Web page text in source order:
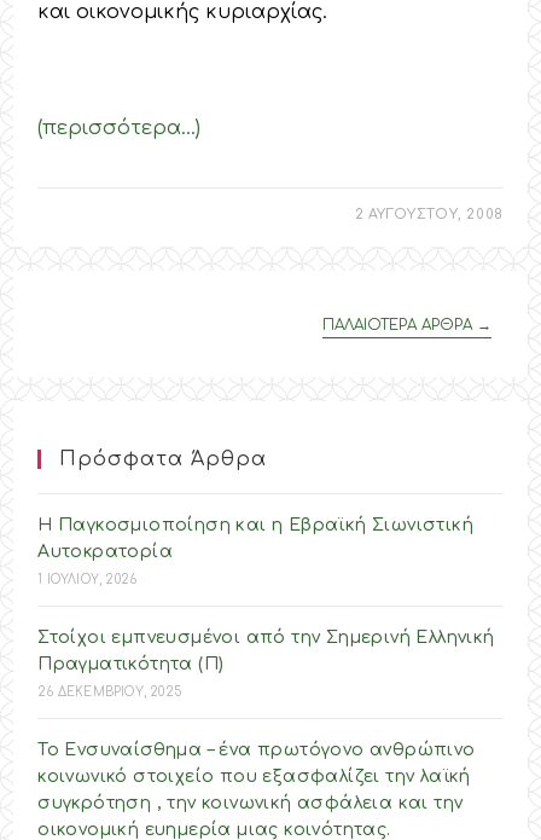
και οικονομικής κυριαρχίας.
(περισσότερα…)
2 ΑΥΓΟΥΣΤΟΥ, 2008
ΠΑΛΑΙΟΤΕΡΑ ΑΡΘΡΑ →
Πρόσφατα Άρθρα
Η Παγκοσμιοποίηση και η Εβραϊκή Σιωνιστική
Αυτοκρατορία
1 ΙΟΥΛΙΟΥ, 2026
Στοίχοι εμπνευσμένοι από την Σημερινή Ελληνική
Πραγματικότητα (Π)
26 ΔΕΚΕΜΒΡΙΟΥ, 2025
Το Ενσυναίσθημα – ένα πρωτόγονο ανθρώπινο
κοινωνικό στοιχείο που εξασφαλίζει την λαϊκή
συγκρότηση , την κοινωνική ασφάλεια και την
οικονομική ευημερία μιας κοινότητας.